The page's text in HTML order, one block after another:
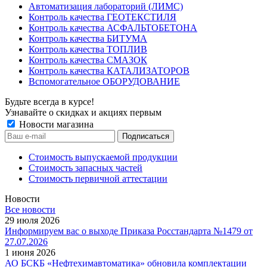
Автоматизация лабораторий (ЛИМС)
Контроль качества ГЕОТЕКСТИЛЯ
Контроль качества АСФАЛЬТОБЕТОНА
Контроль качества БИТУМА
Контроль качества ТОПЛИВ
Контроль качества СМАЗОК
Контроль качества КАТАЛИЗАТОРОВ
Вспомогательное ОБОРУДОВАНИЕ
Будьте всегда в курсе!
Узнавайте о скидках и акциях первым
Новости магазина
Стоимость выпускаемой продукции
Стоимость запасных частей
Стоимость первичной аттестации
Новости
Все новости
29 июля 2026
Информируем вас о выходе Приказа Росстандарта №1479 от
27.07.2026
1 июня 2026
АО БСКБ «Нефтехимавтоматика» обновила комплектации